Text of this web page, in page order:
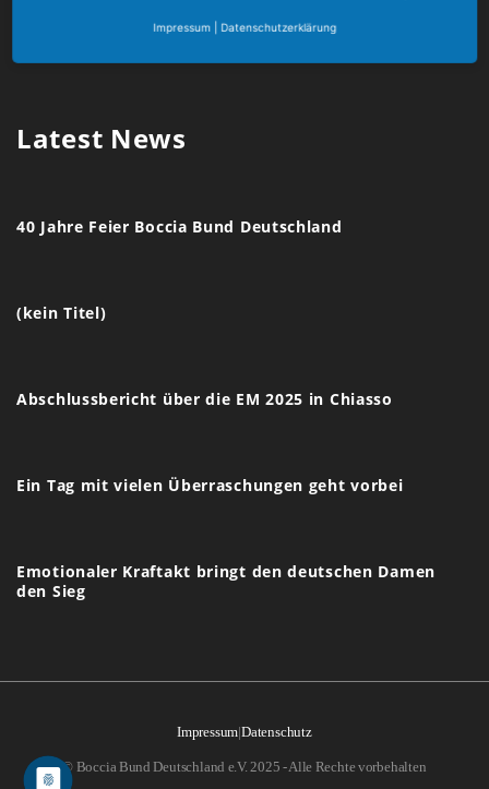
verband@boccia-bund.de
Latest News
40 Jahre Feier Boccia Bund Deutschland
(kein Titel)
Abschlussbericht über die EM 2025 in Chiasso
Ein Tag mit vielen Überraschungen geht vorbei
Emotionaler Kraftakt bringt den deutschen Damen
den Sieg
Impressum|Datenschutz
© Boccia Bund Deutschland e.V. 2025 - Alle Rechte vorbehalten
Impressum Datenschutzerklärung